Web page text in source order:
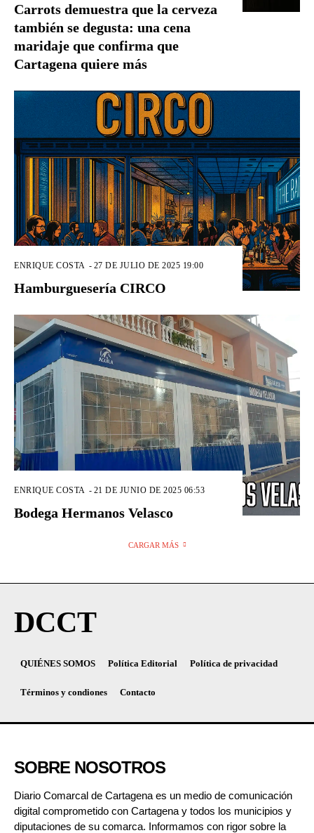
Carrots demuestra que la cerveza
también se degusta: una cena
maridaje que confirma que
Cartagena quiere más
ENRIQUE COSTA - 27 DE JULIO DE 2025 19:00
Hamburguesería CIRCO
ENRIQUE COSTA - 21 DE JUNIO DE 2025 06:53
Bodega Hermanos Velasco
CARGAR MÁS
DCCT
QUIÉNES SOMOS Política Editorial Política de privacidad
Términos y condiones Contacto
SOBRE NOSOTROS
Diario Comarcal de Cartagena es un medio de comunicación
digital comprometido con Cartagena y todos los municipios y
diputaciones de su comarca. Informamos con rigor sobre la